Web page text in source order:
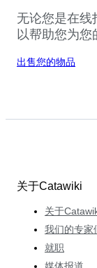
无论您是在线
以帮助您为您
出售您的物品
关于Catawiki
关于
我们的专家
就职